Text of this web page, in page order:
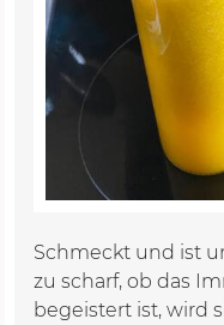
Schmeckt und ist
zu scharf, ob das
begeistert ist, wird